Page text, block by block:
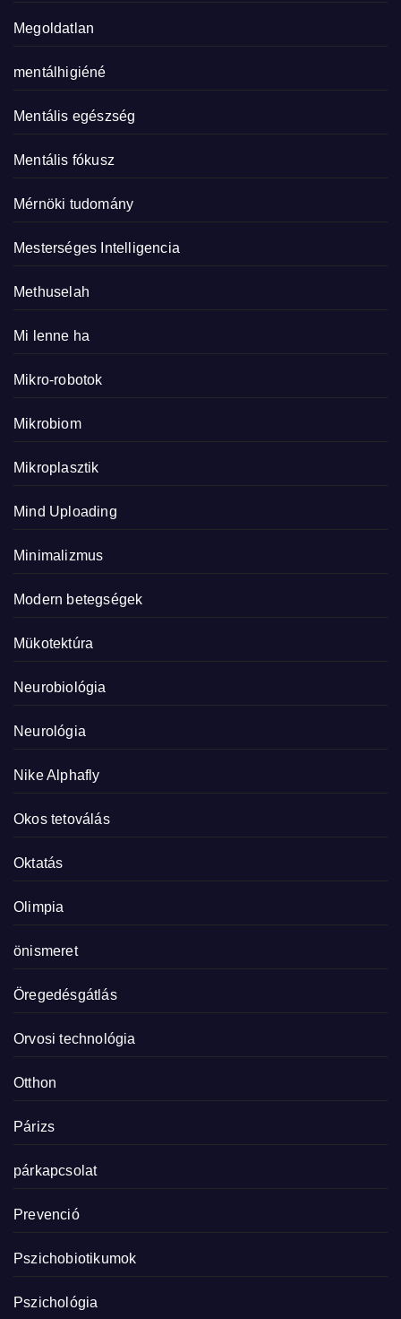
Megoldatlan
mentálhigiéné
Mentális egészség
Mentális fókusz
Mérnöki tudomány
Mesterséges Intelligencia
Methuselah
Mi lenne ha
Mikro-robotok
Mikrobiom
Mikroplasztik
Mind Uploading
Minimalizmus
Modern betegségek
Mükotektúra
Neurobiológia
Neurológia
Nike Alphafly
Okos tetoválás
Oktatás
Olimpia
önismeret
Öregedésgátlás
Orvosi technológia
Otthon
Párizs
párkapcsolat
Prevenció
Pszichobiotikumok
Pszichológia